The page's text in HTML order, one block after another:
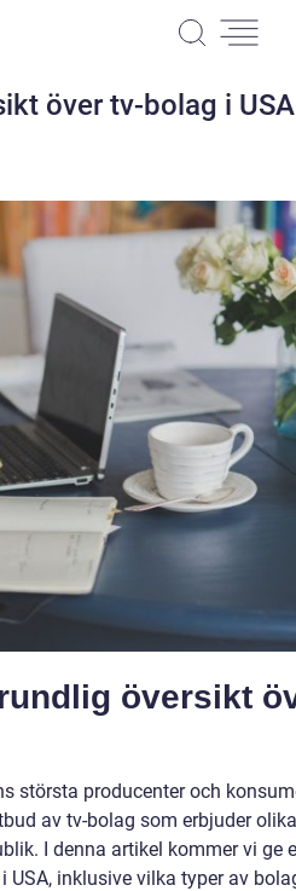
över tv-bolag i USA
översikt
största producenter och
av tv-bolag som erbjuder
I denna artikel kommer vi ge
inklusive vilka typer av